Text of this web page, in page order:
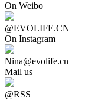
On Weibo
@EVOLIFE.CN
On Instagram
Nina@evolife.cn
Mail us
@RSS